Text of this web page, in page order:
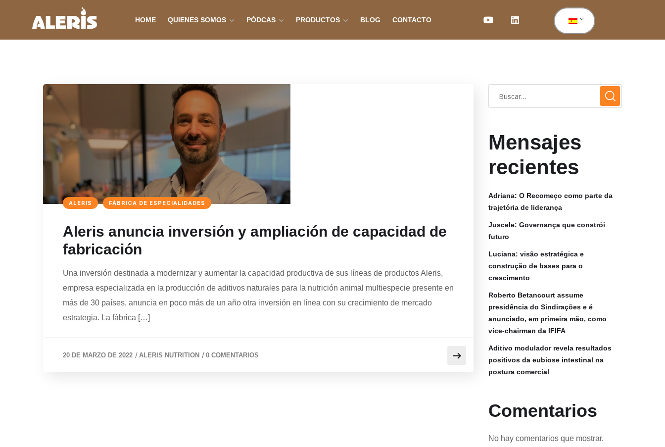
HOME QUIENES SOMOS PÓDCAS PRODUCTOS BLOG CONTACTO
ALERIS FÁBRICA DE ESPECIALIDADES
Aleris anuncia inversión y ampliación de capacidad de
fabricación
Una inversión destinada a modernizar y aumentar la capacidad productiva de sus líneas de productos Aleris,
empresa especializada en la producción de aditivos naturales para la nutrición animal multiespecie presente en
más de 30 países, anuncia en poco más de un año otra inversión en línea con su crecimiento de mercado
estrategia. La fábrica […]
20 DE MARZO DE 2022 / ALERIS NUTRITION / 0 COMENTARIOS
Mensajes
recientes
Adriana: O Recomeço como parte da
trajetória de liderança
Juscele: Governança que constrói
futuro
Luciana: visão estratégica e
construção de bases para o
crescimento
Roberto Betancourt assume
presidência do Sindirações e é
anunciado, em primeira mão, como
vice-chairman da IFIFA
Aditivo modulador revela resultados
positivos da eubiose intestinal na
postura comercial
Comentarios
No hay comentarios que mostrar.